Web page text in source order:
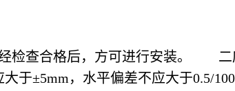
检查合格后，方可进行安装。 二
于±5mm，水平偏差不应大于0.5/